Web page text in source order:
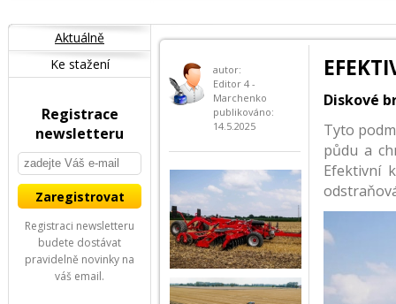
autor:
Editor 4 -
Marchenko
publikováno:
14.5.2025
Diskové
Tyto
půdu a
Efektivní
Aktuálně
Ke stažení
Registrace
newsletteru
Registraci newsletteru
budete dostávat
pravidelně novinky na
váš email.